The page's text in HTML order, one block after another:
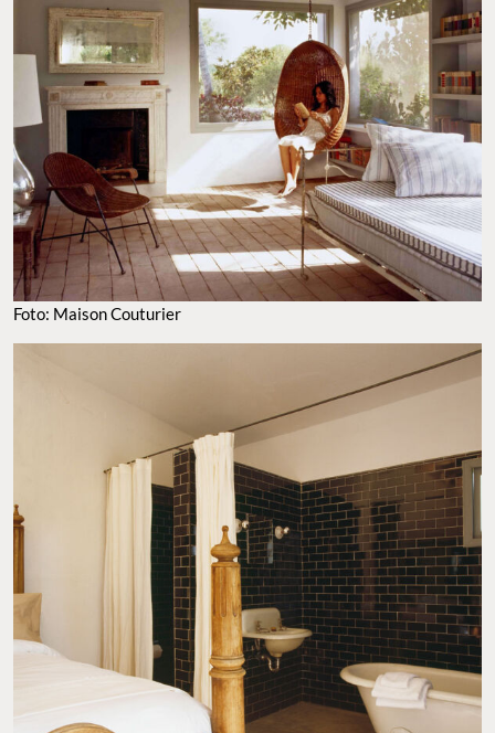
Foto: Maison Couturier